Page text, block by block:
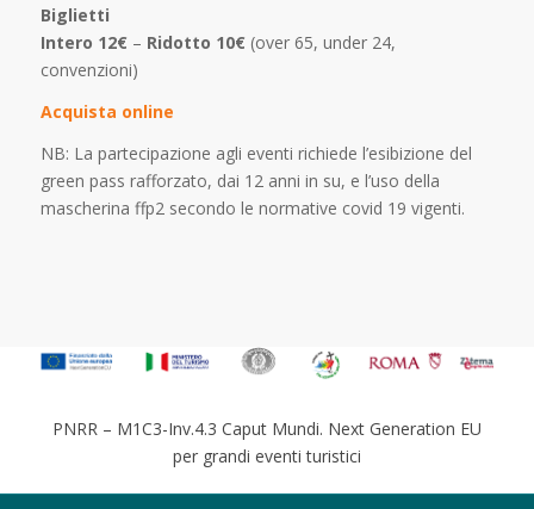
Biglietti
Intero 12€ – Ridotto 10€ (over 65, under 24,
convenzioni)
Acquista online
NB: La partecipazione agli eventi richiede l’esibizione del
green pass rafforzato, dai 12 anni in su, e l’uso della
mascherina ffp2 secondo le normative covid 19 vigenti.
PNRR – M1C3-Inv.4.3 Caput Mundi. Next Generation EU
per grandi eventi turistici